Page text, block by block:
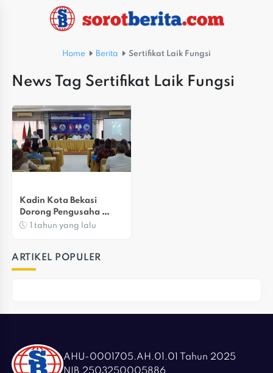
Home Berita Sertifikat Laik Fungsi
News Tag Sertifikat Laik Fungsi
Kadin Kota Bekasi
Dorong Pengusaha
Miliki Sertifikat Laik
1 tahun yang lalu
ARTIKEL POPULER
AHU-0001705.AH.01.01 Tahun 2025